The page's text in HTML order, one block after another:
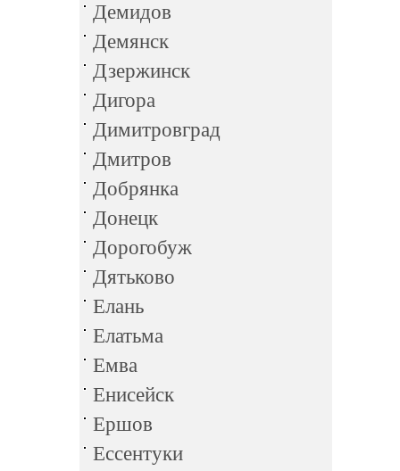
Демидов
Демянск
Дзержинск
Дигора
Димитровград
Дмитров
Добрянка
Донецк
Дорогобуж
Дятьково
Елань
Елатьма
Емва
Енисейск
Ершов
Ессентуки